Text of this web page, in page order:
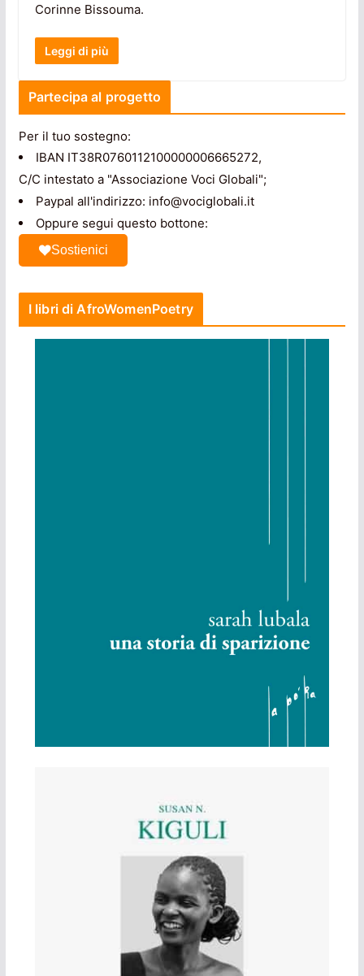
Corinne Bissouma.
Leggi di più
Partecipa al progetto
Per il tuo sostegno:
IBAN IT38R0760112100000006665272,
C/C intestato a "Associazione Voci Globali";
Paypal all'indirizzo: info@vociglobali.it
Oppure segui questo bottone:
Sostienici
I libri di AfroWomenPoetry